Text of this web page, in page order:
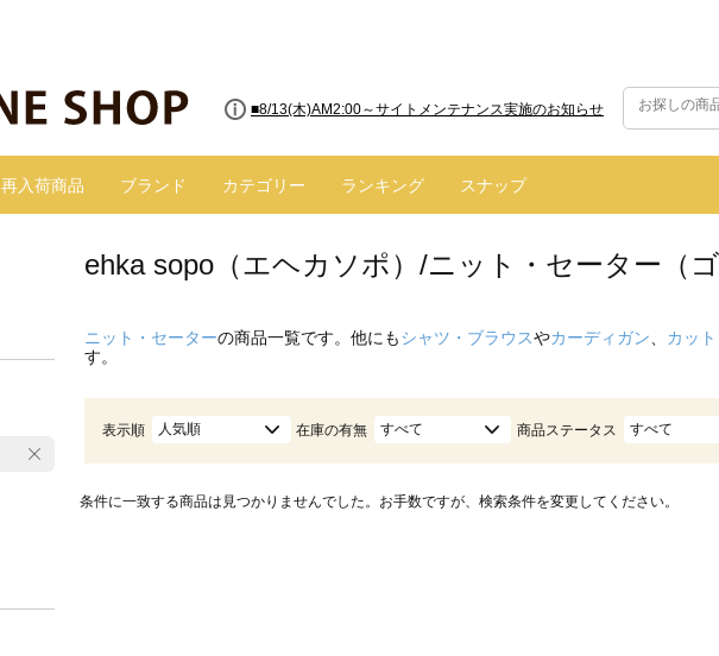
■8/13(木)AM2:00～サイトメンテナンス実施のお知らせ
再入荷商品 ブランド カテゴリー ランキング スナップ
ehka sopo（エヘカソポ）/ニット・セーター（ゴ
ニット・セーターの商品一覧です。他にもシャツ・ブラウスやカーディガン カッ
す。
表示順 人気順 在庫の有無 すべて 商品ステータス すべて
条件に一致する商品は見つかりませんでした。お手数ですが、検索条件を変更してください。